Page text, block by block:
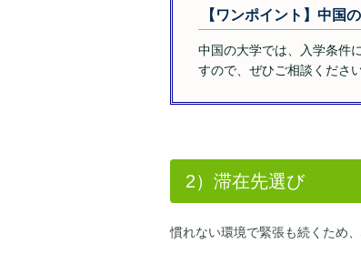
【ワンポイント】中国
中国の大学では、入学条件
すので、ぜひご相談ください
2）滞在先選び
慣れない環境で緊張も続くため